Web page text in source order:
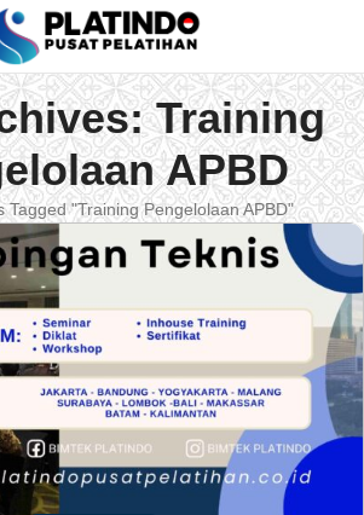
Training
APBD
Tagged "Training Pengelolaan APBD"